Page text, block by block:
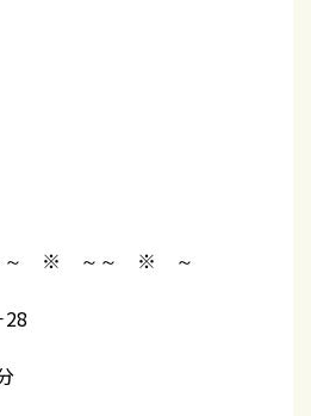
～ ※ ～ ～ ※ ～
28